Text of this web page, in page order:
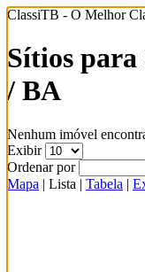
ClassiTB - O Melhor
Sítios
/ BA
Nenhum imóvel
Exibir
Ordenar por
Mapa | Lista | Tabela |